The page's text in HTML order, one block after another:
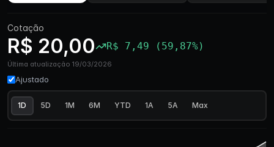
Cotação
R$ 20,00 R$ 7,49 (59,87%)
Última atualização 19/03/2026
Ajustado
1D 5D 1M 6M YTD 1A 5A Max